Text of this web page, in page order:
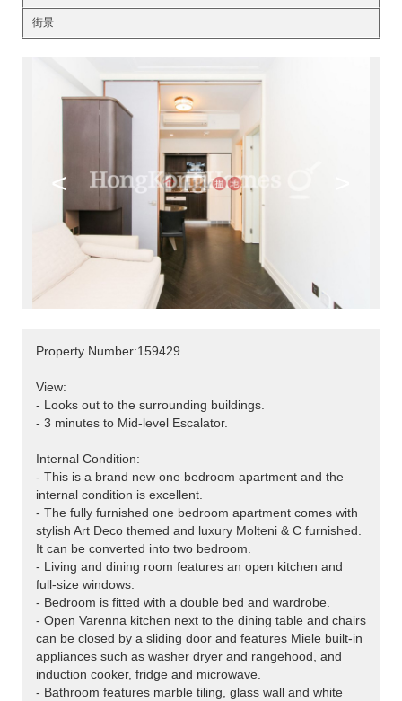
街景
<
Property Number:159429
View:
- Looks out to the surrounding buildings.
- 3 minutes to Mid-level Escalator.
Internal Condition:
- This is a brand new one bedroom apartment and the
internal condition is excellent.
- The fully furnished one bedroom apartment comes with
stylish Art Deco themed and luxury Molteni & C furnished.
It can be converted into two bedroom.
- Living and dining room features an open kitchen and
full-size windows.
- Bedroom is fitted with a double bed and wardrobe.
- Open Varenna kitchen next to the dining table and chairs
can be closed by a sliding door and features Miele built-in
appliances such as washer dryer and rangehood, and
induction cooker, fridge and microwave.
- Bathroom features marble tiling, glass wall and white